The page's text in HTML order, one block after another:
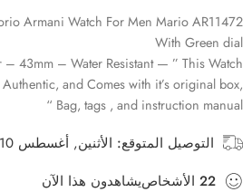
تقييمعملاء
Armani Watch For Men Mario AR11472
With Green dial
– 43mm – Water Resistant — ” This Watch
and Comes with it’s original box,
Bag, tags , and instruction manual “
التوصيل المتوقع: الأثنين, أغسطس 10 – الأربعاء, أغسطس 12
22 الأشخاصيشاهدون هذا الآن